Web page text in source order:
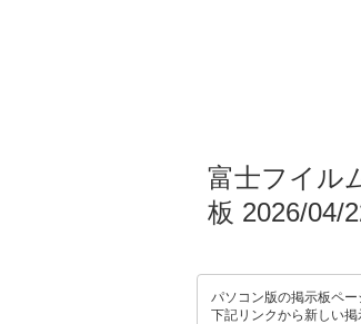
富士フイル
板 2026/04/
パソコン版の掲示板ペ
下記リンクから新しい掲